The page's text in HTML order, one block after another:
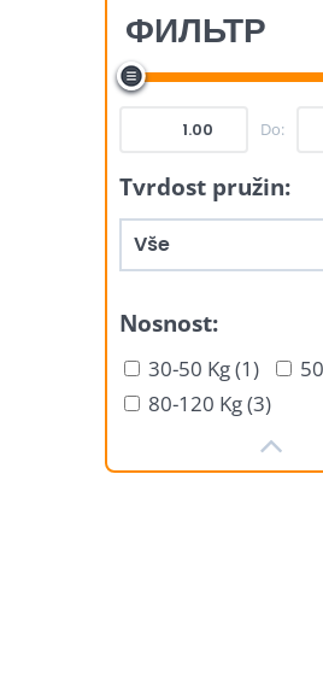
ФИЛЬТР
Do:
Tvrdost pružin:
Vše
Nosnost:
30-50 Kg (1)
80-120 Kg (3)